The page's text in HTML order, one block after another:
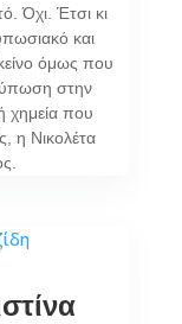
Όχι. Έτσι κι
και
όμως που
στην
χημεία που
η Νικολέτα